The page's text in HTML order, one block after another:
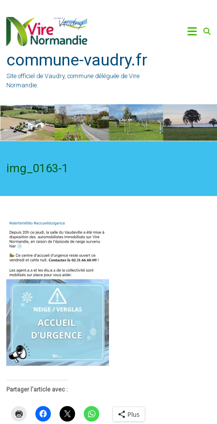
content
commune-vaudry.fr
Site officiel de Vaudry, commune déléguée de Vire
Normandie.
img_0163-1
Partager l'article avec :
Plus